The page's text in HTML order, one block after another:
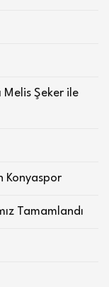
Melis Şeker ile
Konyaspor
Tamamlandı